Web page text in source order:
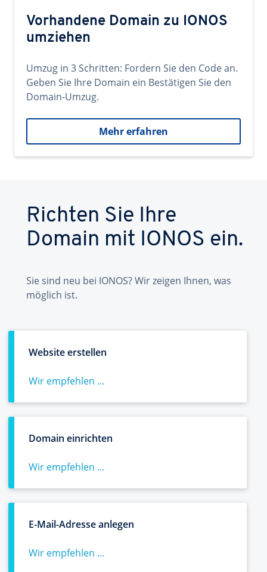
Vorhandene Domain zu IONOS
umziehen
Umzug in 3 Schritten: Fordern Sie den Code an.
Geben Sie Ihre Domain ein Bestätigen Sie den
Domain-Umzug.
Mehr erfahren
Richten Sie Ihre
Domain mit IONOS ein.
Sie sind neu bei IONOS? Wir zeigen Ihnen, was
möglich ist.
Website erstellen
Wir empfehlen ...
Domain einrichten
Wir empfehlen ...
E-Mail-Adresse anlegen
Wir empfehlen ...